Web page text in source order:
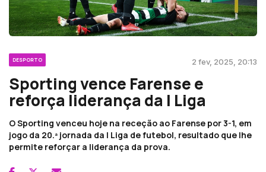
DESPORTO 2 fev, 2025, 20:13
Sporting vence Farense e
reforça liderança da I Liga
O Sporting venceu hoje na receção ao Farense por 3-1, em
jogo da 20.ª jornada da I Liga de futebol, resultado que lhe
permite reforçar a liderança da prova.